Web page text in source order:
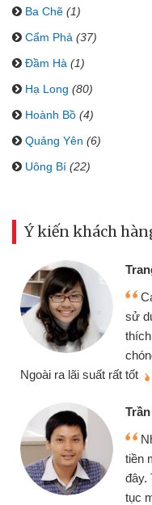
Ba Chẽ (1)
Cẩm Phả (37)
Đầm Hà (1)
Hạ Long (80)
Hoành Bồ (4)
Quảng Yên (6)
Uông Bí (22)
Ý kiến khách
sử
Ngoài ra lãi suất rất tốt
tiền
đây.
tục